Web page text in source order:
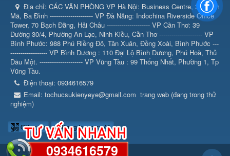
Địa chỉ: CÁC VĂN PHÒNG VP Hà Nội: Business Centre, 360 Kim
Mã, Ba Đình --------------------- VP Đà Nẵng: Indochina Riverside Office
Tower, 70 Bạch Đằng, Hải Châu --------------------- VP Cần Thơ: 39
Đường 30/4, Phường An Lạc, Ninh Kiều, Cần Thơ --------------------- VP
Bình Phước: 988 Phú Riềng Đỏ, Tân Xuân, Đồng Xoài, Bình Phước ---
------------------ VP Bình Dương : 110 Đại Lộ Bình Dương, Phú Hoà, Thủ
Dầu Một. --------------------- VP Vũng Tàu : 99 Thống Nhất, Phường 1, Tp
Vũng Tàu.
Điện thoại: 0934616579
Email: tochucsukienyeye@gmail.com trang web (đang trong thử
nghiệm)
QR-code Đang truy cập: 41
0934616579